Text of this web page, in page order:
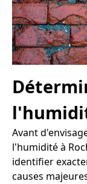
Avant
l'humidité à
identifier
causes